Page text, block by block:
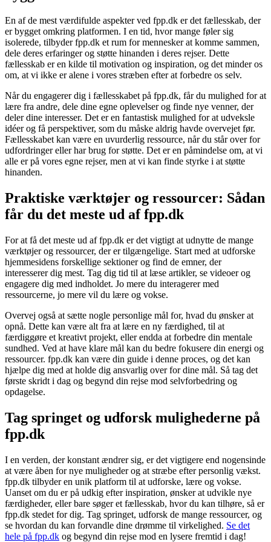
En af de mest værdifulde aspekter ved fpp.dk er det fællesskab, der
er bygget omkring platformen. I en tid, hvor mange føler sig
isolerede, tilbyder fpp.dk et rum for mennesker at komme sammen,
dele deres erfaringer og støtte hinanden i deres rejser. Dette
fællesskab er en kilde til motivation og inspiration, og det minder os
om, at vi ikke er alene i vores stræben efter at forbedre os selv.
Når du engagerer dig i fællesskabet på fpp.dk, får du mulighed for at
lære fra andre, dele dine egne oplevelser og finde nye venner, der
deler dine interesser. Det er en fantastisk mulighed for at udveksle
idéer og få perspektiver, som du måske aldrig havde overvejet før.
Fællesskabet kan være en uvurderlig ressource, når du står over for
udfordringer eller har brug for støtte. Det er en påmindelse om, at vi
alle er på vores egne rejser, men at vi kan finde styrke i at støtte
hinanden.
Praktiske værktøjer og ressourcer: Sådan
får du det meste ud af fpp.dk
For at få det meste ud af fpp.dk er det vigtigt at udnytte de mange
værktøjer og ressourcer, der er tilgængelige. Start med at udforske
hjemmesidens forskellige sektioner og find de emner, der
interesserer dig mest. Tag dig tid til at læse artikler, se videoer og
engagere dig med indholdet. Jo mere du interagerer med
ressourcerne, jo mere vil du lære og vokse.
Overvej også at sætte nogle personlige mål for, hvad du ønsker at
opnå. Dette kan være alt fra at lære en ny færdighed, til at
færdiggøre et kreativt projekt, eller endda at forbedre din mentale
sundhed. Ved at have klare mål kan du bedre fokusere din energi og
ressourcer. fpp.dk kan være din guide i denne proces, og det kan
hjælpe dig med at holde dig ansvarlig over for dine mål. Så tag det
første skridt i dag og begynd din rejse mod selvforbedring og
opdagelse.
Tag springet og udforsk mulighederne på
fpp.dk
I en verden, der konstant ændrer sig, er det vigtigere end nogensinde
at være åben for nye muligheder og at stræbe efter personlig vækst.
fpp.dk tilbyder en unik platform til at udforske, lære og vokse.
Uanset om du er på udkig efter inspiration, ønsker at udvikle nye
færdigheder, eller bare søger et fællesskab, hvor du kan tilhøre, så er
fpp.dk stedet for dig. Tag springet, udforsk de mange ressourcer, og
se hvordan du kan forvandle dine drømme til virkelighed. Se det
hele på fpp.dk og begynd din rejse mod en lysere fremtid i dag!